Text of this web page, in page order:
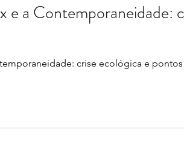
e a Contemporaneidade:
crise ecológica e